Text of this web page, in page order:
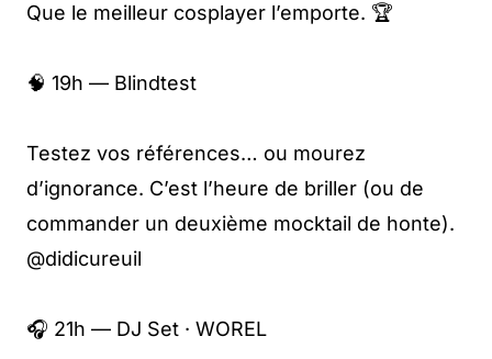
Que le meilleur cosplayer l’emporte. 🏆
🧠 19h — Blindtest
Testez vos références… ou mourez
d’ignorance. C’est l’heure de briller (ou de
commander un deuxième mocktail de honte).
@didicureuil
🎧 21h — DJ Set · WOREL